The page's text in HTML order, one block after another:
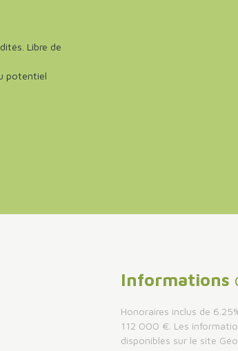
Libre de
potentiel
Informations
Honoraires inclus de
112 000 €. Les
disponibles sur le site